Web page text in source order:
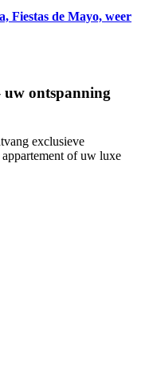
Fiestas de Mayo, weer
uw ontspanning
exclusieve
of uw luxe